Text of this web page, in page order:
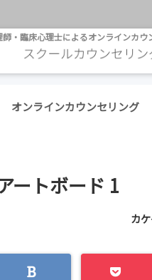
師・臨床心理士によるオンラインカウ
オンラインカウンセリング
ートボード 1
カ